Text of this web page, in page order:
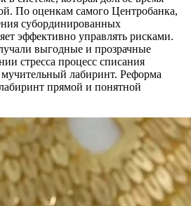
По оценкам самого Центробанка,
субординированных
эффективно управлять рисками.
выгодные и прозрачные
стресса процесс списания
лабиринт. Реформа
прямой и понятной